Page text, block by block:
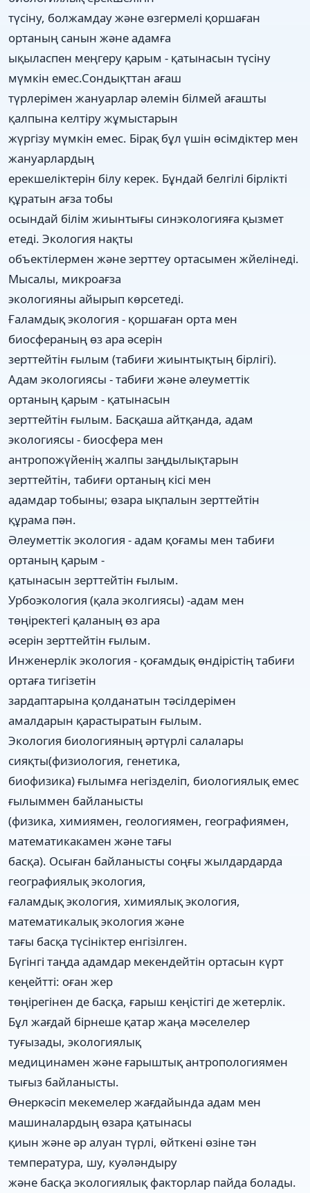
түсіну, болжамдау және өзгермелі қоршаған
ортаның санын және адамға
ықыласпен меңгеру қарым - қатынасын түсіну
мүмкін емес.Сондықттан ағаш
түрлерімен жануарлар әлемін білмей ағашты
қалпына келтіру жұмыстарын
жүргізу мүмкін емес. Бірақ бұл үшін өсімдіктер мен
жануарлардың
ерекшеліктерін білу керек. Бұндай белгілі бірлікті
құратын ағза тобы
осындай білім жиынтығы синэкологияға қызмет
етеді. Экология нақты
объектілермен және зерттеу ортасымен жйелінеді.
Мысалы, микроағза
экологияны айырып көрсетеді.
Ғаламдық экология - қоршаған орта мен
биосфераның өз ара әсерін
зерттейтін ғылым (табиғи жиынтықтың бірлігі).
Адам экологиясы - табиғи және әлеуметтік
ортаның қарым - қатынасын
зерттейтін ғылым. Басқаша айтқанда, адам
экологиясы - биосфера мен
антропожүйенің жалпы заңдылықтарын
зерттейтін, табиғи ортаның кісі мен
адамдар тобыны; өзара ықпалын зерттейтін
құрама пән.
Әлеуметтік экология - адам қоғамы мен табиғи
ортаның қарым -
қатынасын зерттейтін ғылым.
Урбоэкология (қала эколгиясы) -адам мен
төңіректегі қаланың өз ара
әсерін зерттейтін ғылым.
Инженерлік экология - қоғамдық өндірістің табиғи
ортаға тигізетін
зардаптарына қолданатын тәсілдерімен
амалдарын қарастыратын ғылым.
Экология биологияның әртүрлі салалары
сияқты(физиология, генетика,
биофизика) ғылымға негізделіп, биологиялық емес
ғылыммен байланысты
(физика, химиямен, геологиямен, географиямен,
математикакамен және тағы
басқа). Осыған байланысты соңғы жылдардарда
географиялық экология,
ғаламдық экология, химиялық экология,
математикалық экология және
тағы басқа түсініктер енгізілген.
Бүгінгі таңда адамдар мекендейтін ортасын күрт
кеңейтті: оған жер
төңірегінен де басқа, ғарыш кеңістігі де жетерлік.
Бұл жағдай бірнеше қатар жаңа мәселелер
туғызады, экологиялық
медицинамен және ғарыштық антропологиямен
тығыз байланысты.
Өнеркәсіп мекемелер жағдайында адам мен
машиналардың өзара қатынасы
қиын және әр алуан түрлі, өйткені өзіне тән
температура, шу, куәләндыру
және басқа экологиялық факторлар пайда болады.